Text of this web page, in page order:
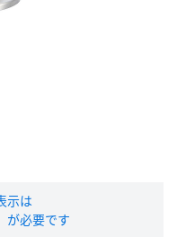
示は
が必要です
なるまで、数日間かかる場合